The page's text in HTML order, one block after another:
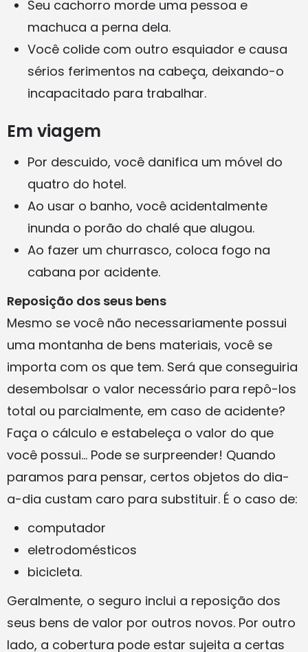
Seu cachorro morde uma pessoa e
machuca a perna dela.
Você colide com outro esquiador e causa
sérios ferimentos na cabeça, deixando-o
incapacitado para trabalhar.
Em viagem
Por descuido, você danifica um móvel do
quatro do hotel.
Ao usar o banho, você acidentalmente
inunda o porão do chalé que alugou.
Ao fazer um churrasco, coloca fogo na
cabana por acidente.
Reposição dos seus bens
Mesmo se você não necessariamente possui
uma montanha de bens materiais, você se
importa com os que tem. Será que conseguiria
desembolsar o valor necessário para repô-los
total ou parcialmente, em caso de acidente?
Faça o cálculo e estabeleça o valor do que
você possui… Pode se surpreender! Quando
paramos para pensar, certos objetos do dia-
a-dia custam caro para substituir. É o caso de:
computador
eletrodomésticos
bicicleta.
Geralmente, o seguro inclui a reposição dos
seus bens de valor por outros novos. Por outro
lado, a cobertura pode estar sujeita a certas